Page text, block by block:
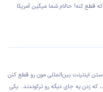
قطع کنه! حالام شما میگین آمریکا
اینترنت بین‌المللی مون رو قطع کنن
که زدن یه جای دیگه رو ترکوندند.. یکی